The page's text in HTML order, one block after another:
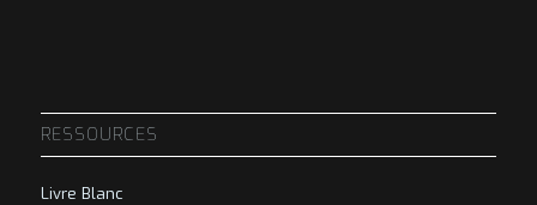
RESSOURCES
Livre Blanc